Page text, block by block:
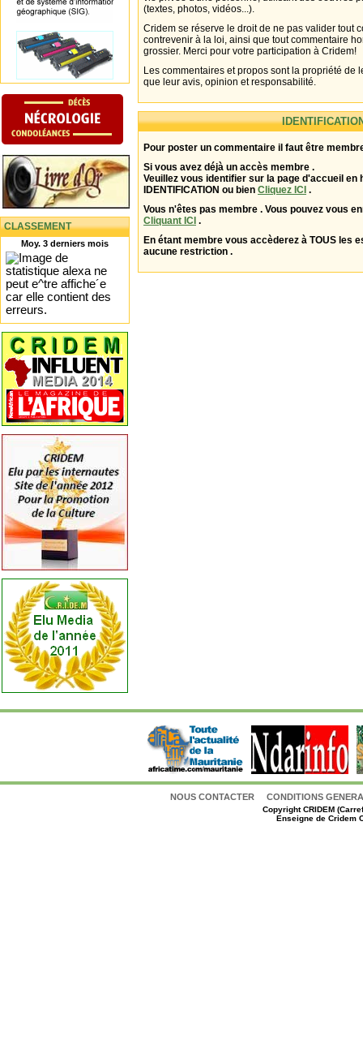
CLASSEMENT
Moy. 3 derniers mois
(textes, photos, vidéos...).
Cridem se réserve le droit de ne pas valider tout
contrevenir à la loi, ainsi que tout commentaire
grossier. Merci pour votre participation à Cridem!
Les commentaires et propos sont la propriété de
que leur avis, opinion et responsabilité.
Pour poster un commentaire il faut être
Si vous avez déjà un accès membre .
Veuillez vous identifier sur la page d'accueil en
IDENTIFICATION ou bien Cliquez ICI .
Vous n'êtes pas membre . Vous pouvez vous
Cliquant ICI .
En étant membre vous accèderez à TOUS les
aucune restriction .
NOUS CONTACTER CONDITIONS
CopyrightCRIDEM
Enseigne de Cridem